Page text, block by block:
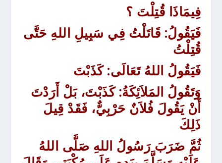
فِيمَاذَا قُتِلْتَ ؟
فَيَقُولُ: قَاتَلْتُ فِي سَبِيلِ اللهِ حَتَّى
قُتِلْتُ
فَيَقُولُ اللهُ تَعَالَى: كَذَبْتَ
وَتَقُولُ المَلاَئِكَةُ: كَذَبْتَ، بَلْ أَرَدْتَ
أَنْ يَقُولَ فُلاَنٌ حَرْبِيٌّ، فَقَدْ قِيلَ
ذَلِكَ
ثُمَّ ضَرَبَ رَسُولُ اللهِ صَلَّى اللهُ